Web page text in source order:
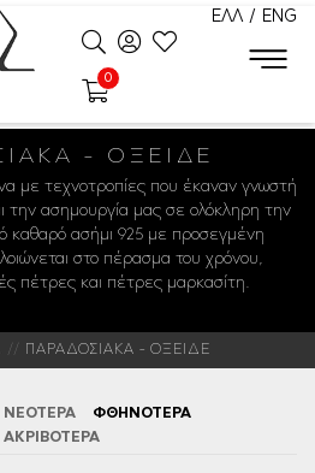
ΕΛΛ / ENG
0
- ΟΞΕΙΔΈ
με τεχνοτροπίες που έκαναν γνωστή
την ασημουργία μας σε ολόκληρη την
καθαρό ασήμι 925 με προσεγμένη
στο πέρασμα του χρόνου,
πέτρες και πέτρες μαρκασίτη.
ΠΑΡΑΔΟΣΙΑΚΑ - ΟΞΕΙΔΕ
ΝΕΟΤΕΡΑ
ΦΘΗΝΟΤΕΡΑ
ΑΚΡΙΒΟΤΕΡΑ